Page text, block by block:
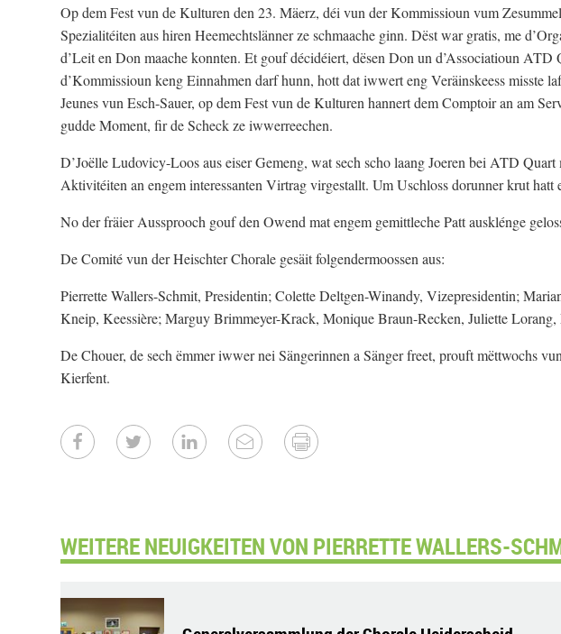
Op dem Fest vun de Kulturen den 23. Mäerz, déi vun der Kommissioun vum
Spezialitéiten aus hiren Heemechtslänner ze schmaache ginn. Dëst war gratis, me
d’Leit en Don maache konnten. Et gouf décidéiert, dësen Don un d’Associatioun
d’Kommissioun keng Einnahmen darf hunn, hott dat iwwert eng Veräinskeess misste
Jeunes vun Esch-Sauer, op dem Fest vun de Kulturen hannert dem Comptoir an am
gudde Moment, fir de Scheck ze iwwerreechen.
D’Joëlle Ludovicy-Loos aus eiser Gemeng, wat sech scho laang Joeren bei ATD
Aktivitéiten an engem interessanten Virtrag virgestallt. Um Uschloss dorunner krut
No der fräier Aussprooch gouf den Owend mat engem gemittleche Patt ausklénge
De Comité vun der Heischter Chorale gesäit folgendermoossen aus:
Pierrette Wallers-Schmit, Presidentin; Colette Deltgen-Winandy, Vizepresidentin;
Kneip, Keessière; Marguy Brimmeyer-Krack, Monique Braun-Recken, Juliette Lorang,
De Chouer, de sech ëmmer iwwer nei Sängerinnen a Sänger freet, prouft mëttwochs
Kierfent.
WEITERE NEUIGKEITEN VON PIERRETTE WALLERS-